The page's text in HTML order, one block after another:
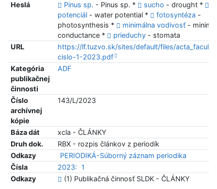
Heslá
Pinus sp. - Pinus sp. * sucho - drought *
potenciál- water potential * fotosyntéza -
photosynthesis *
minimálna vodivosť- minimal
conductance *
prieduchy- stomata
URL
https://lf.tuzvo.sk/sites/default/files/
cislo-1-2023.pdf
Kategória
publikačnej
činnosti
ADF
Číslo
archívnej
kópie
143/L/2023
Báza dát
xcla - ČLÁNKY
Druh dok.
RBX - rozpis článkov z periodík
Odkazy
PERIODIKÁ-Súborný záznam periodika
Čísla
2023:
1
Odkazy
(1) Publikačná činnosť SLDK - ČLÁNKY